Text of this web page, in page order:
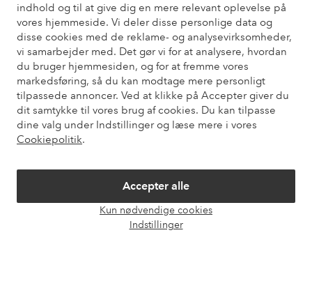
indhold og til at give dig en mere relevant oplevelse på
vores hjemmeside. Vi deler disse personlige data og
disse cookies med de reklame- og analysevirksomheder,
vi samarbejder med. Det gør vi for at analysere, hvordan
du bruger hjemmesiden, og for at fremme vores
markedsføring, så du kan modtage mere personligt
tilpassede annoncer. Ved at klikke på Accepter giver du
dit samtykke til vores brug af cookies. Du kan tilpasse
dine valg under Indstillinger og læse mere i vores
Cookiepolitik.
Accepter alle
Kun nødvendige cookies
Indstillinger
Du kan finde svar på de oftest stillede spørgsmål i vores FAQ.
Du kan også finde oplysninger om, hvordan du kontakter os.
Kundeservice Bestilling Betalingsmåde
Mine sider
Om Ellos